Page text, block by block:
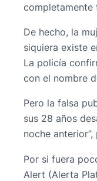
completamente
De hecho, la
siquiera existe
La policía
con el nombre
Pero la falsa
sus 28 años
noche
Por si fuera
Alert (Alerta